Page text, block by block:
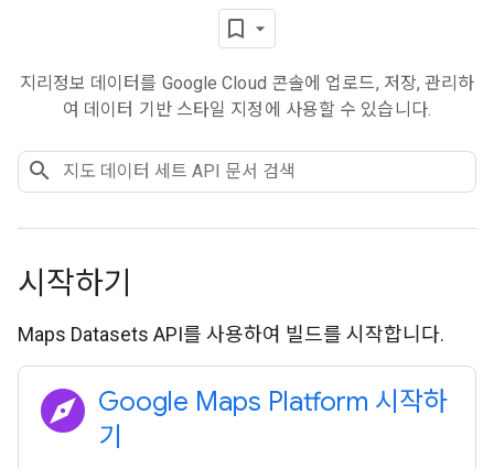
지리정보 데이터를 Google Cloud 콘솔에 업로드, 저장, 관리하
여 데이터 기반 스타일 지정에 사용할 수 있습니다.
시작하기
Maps Datasets API를 사용하여 빌드를 시작합니다.
explore Google Maps Platform 시작하
기